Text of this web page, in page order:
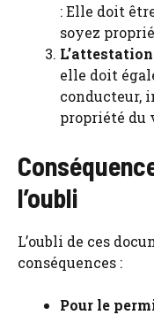
: Elle doit
soyez
elle doit
conducteur,
propriété du
l’oubli
L’oubli de ces
conséquences :
Pour le